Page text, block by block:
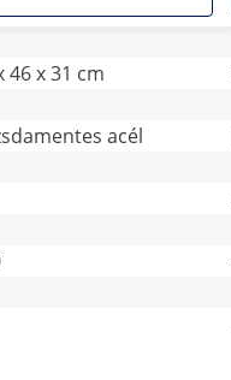
46 x 31 cm
acél